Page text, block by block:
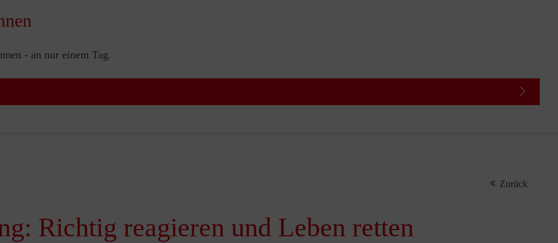
- an nur einem Tag.
Zurück
Richtig reagieren und Leben retten